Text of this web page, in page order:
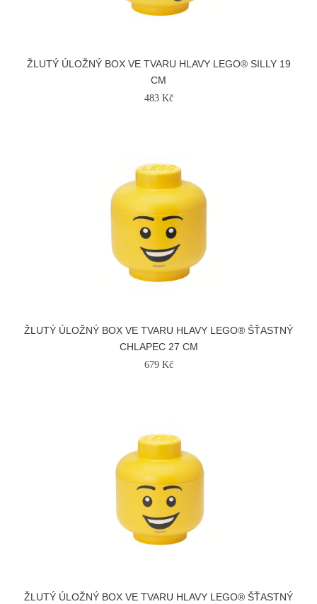
ŽLUTÝ ÚLOŽNÝ BOX VE TVARU HLAVY LEGO® SILLY 19
CM
483 Kč
ŽLUTÝ ÚLOŽNÝ BOX VE TVARU HLAVY LEGO® ŠŤASTNÝ
CHLAPEC 27 CM
679 Kč
ŽLUTÝ ÚLOŽNÝ BOX VE TVARU HLAVY LEGO® ŠŤASTNÝ